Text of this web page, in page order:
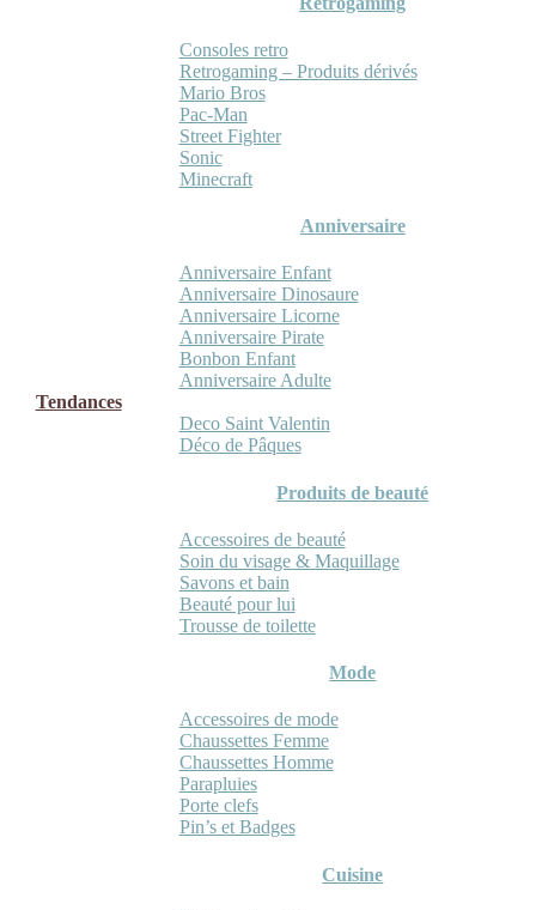
Consoles retro
Retrogaming – Produits dérivés
Mario Bros
Pac-Man
Street Fighter
Sonic
Minecraft
Anniversaire
Anniversaire Enfant
Anniversaire Dinosaure
Anniversaire Licorne
Anniversaire Pirate
Bonbon Enfant
Anniversaire Adulte
Tendances
Deco Saint Valentin
Déco de Pâques
Produits de beauté
Accessoires de beauté
Soin du visage & Maquillage
Savons et bain
Beauté pour lui
Trousse de toilette
Mode
Accessoires de mode
Chaussettes Femme
Chaussettes Homme
Parapluies
Porte clefs
Pin’s et Badges
Cuisine